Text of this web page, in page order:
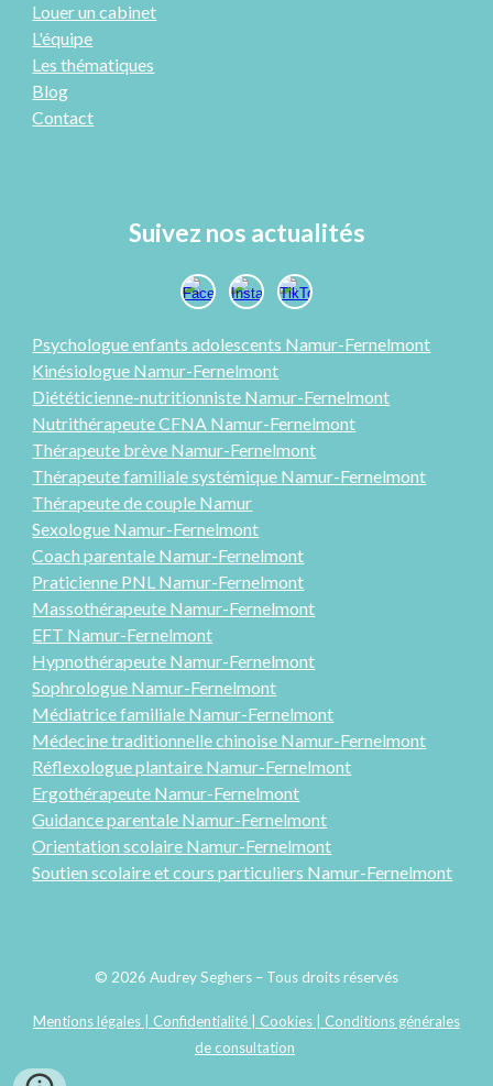
Louer un cabinet
L'équipe
Les thématiques
Blog
Contact
Suivez nos actualités
Psychologue enfants adolescents Namur-Fernelmont
Kinésiologue Namur-Fernelmont
Diététicienne-nutritionniste Namur-Fernelmont
Nutrithérapeute CFNA Namur-Fernelmont
Thérapeute brève Namur-Fernelmont
Thérapeute familiale systémique Namur-Fernelmont
Thérapeutede couple Namur
Sexologue Namur-Fernelmont
Coach parentale Namur-Fernelmont
Praticienne PNL Namur-Fernelmont
Massothérapeute Namur-Fernelmont
EFT Namur-Fernelmont
Hypnothérapeute Namur-Fernelmont
Sophrologue Namur-Fernelmont
Médiatrice familiale Namur-Fernelmont
Médecine traditionnelle chinoise Namur-Fernelmont
Réflexologue plantaire Namur-Fernelmont
Ergothérapeute Namur-Fernelmont
Guidance parentale Namur-Fernelmont
Orientation scolaire Namur-Fernelmont
Soutien scolaire et cours particuliers Namur-Fernelmont
© 2026 Audrey Seghers – Tous droits réservés
Mentions légales | Confidentialité | Cookies | Conditions générales
de consultation